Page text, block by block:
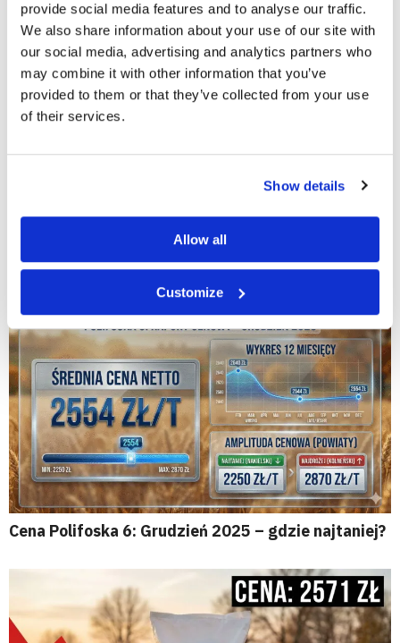
provide social media features and to analyse our traffic.
We also share information about your use of our site with
our social media, advertising and analytics partners who
may combine it with other information that you’ve
provided to them or that they’ve collected from your use
of their services.
Show details
Allow all
Customize
Cena Polifoska 8 w grudniu 2025: aktualne stawki
netto, województwa i najtańsze powiaty
Cena Polifoska 6: Grudzień 2025 – gdzie najtaniej?